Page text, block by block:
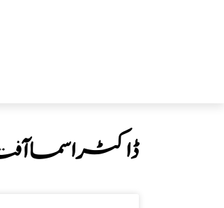
ڈاکٹراسما